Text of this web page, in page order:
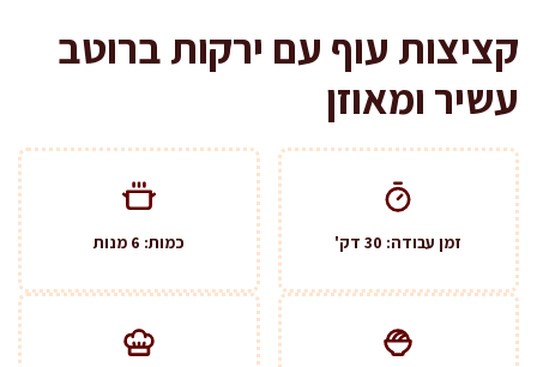
קציצות עוף עם ירקות ברוטב
עשיר ומאוזן
זמן עבודה: 30 דק' כמות: 6 מנות